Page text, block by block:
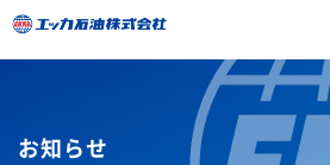
お知らせ